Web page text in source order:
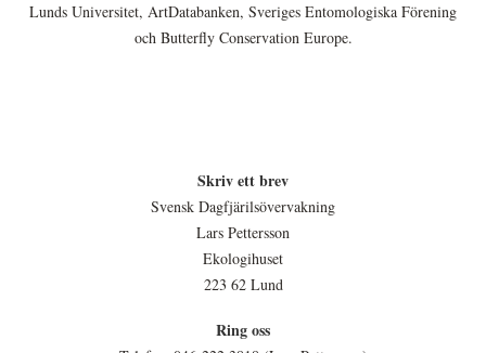
Lunds Universitet, ArtDatabanken, Sveriges Entomologiska Förening
och Butterfly Conservation Europe.
Skriv ett brev
Svensk Dagfjärilsövervakning
Lars Pettersson
Ekologihuset
223 62 Lund
Ring oss